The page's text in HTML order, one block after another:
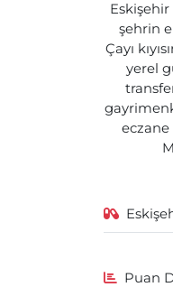
şehrin
Çayı
yerel
Puan